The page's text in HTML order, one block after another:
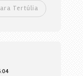
Tertúlia